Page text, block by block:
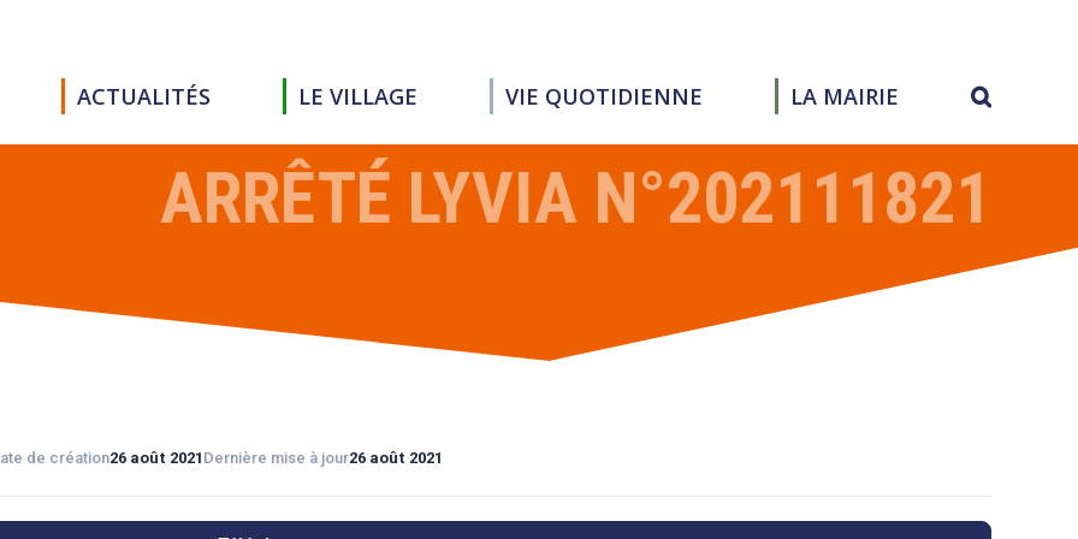
ACTUALITÉS LE VILLAGE VIE QUOTIDIENNE LA MAIRIE
ARRÊTÉ LYVIA N°202111821
de création26 août 2021 Dernière mise à jour26 août 2021